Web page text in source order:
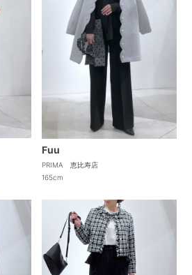
Fuu
PRIMA 恵比寿店
165cm